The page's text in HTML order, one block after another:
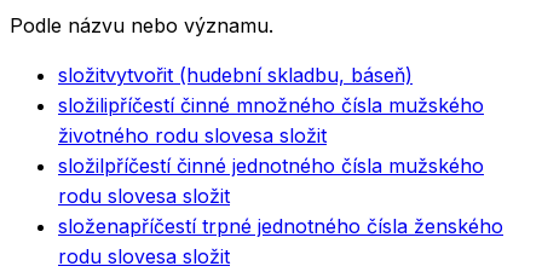
Podle názvu nebo významu.
složitvytvořit (hudební skladbu, báseň)
složilipříčestí činné množného čísla mužského
životného rodu slovesa složit
složilpříčestí činné jednotného čísla mužského
rodu slovesa složit
složenapříčestí trpné jednotného čísla ženského
rodu slovesa složit